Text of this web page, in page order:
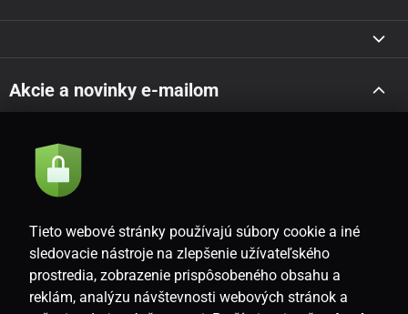
Akcie a novinky e-mailom
Súhlasím so
SK
Tieto webové stránky používajú súbory cookie a iné
sledovacie nástroje na zlepšenie užívateľského
prostredia, zobrazenie prispôsobeného obsahu a
reklám, analýzu návštevnosti webových stránok a